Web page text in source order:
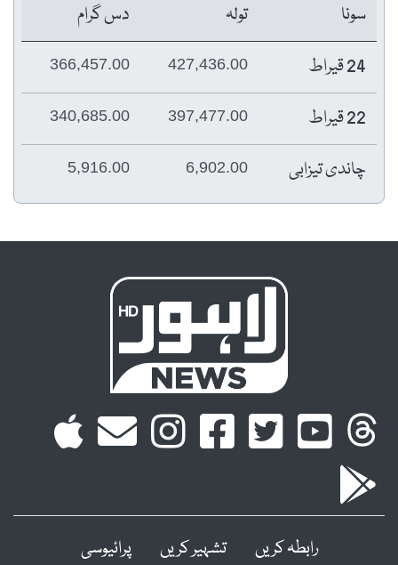
سونا
تولہ
دس گرام
24 قیراط
427,436.00
366,457.00
22 قیراط 397,477.00
340,685.00
چاندی تیزابی 6,902.00
5,916.00
رابطہ کریں تشہیر کریں پرائیوسی